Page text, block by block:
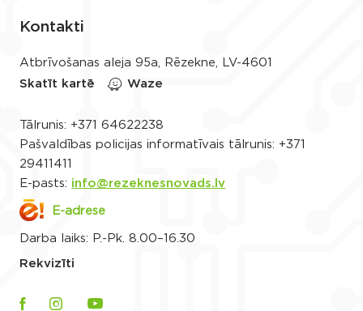
Kontakti
Atbrīvošanas aleja 95a, Rēzekne, LV-4601
Skatīt kartē
Waze
Tālrunis: +371 64622238
Pašvaldības policijas informatīvais tālrunis: +371
29411411
E-pasts: info@rezeknesnovads.lv
E-adrese
Darba laiks: P.-Pk. 8.00–16.30
Rekvizīti